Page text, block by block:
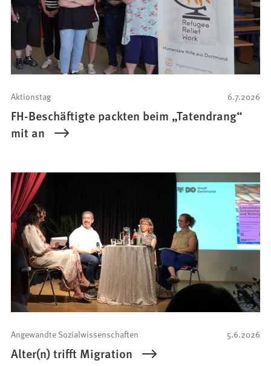
6.7.2026
Aktionstag
FH-Beschäftigte packten beim „Tatendrang“
mit an
5.6.2026
Angewandte Sozialwissenschaften
Alter(n) trifft Migration